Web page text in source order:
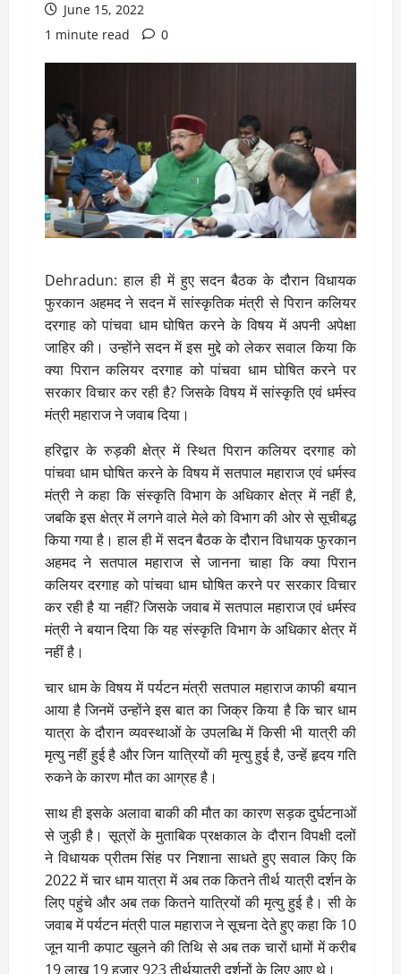
June 15, 2022
1 minute read
0
Dehradun: हाल ही में हुए सदन बैठक के दौरान विधायक
फुरकान अहमद ने सदन में सांस्कृतिक मंत्री से पिरान कलियर
दरगाह को पांचवा धाम घोषित करने के विषय में अपनी अपेक्षा
जाहिर की। उन्होंने सदन में इस मुद्दे को लेकर सवाल किया कि
क्या पिरान कलियर दरगाह को पांचवा धाम घोषित करने पर
सरकार विचार कर रही है? जिसके विषय में सांस्कृति एवं धर्मस्व
मंत्री महाराज ने जवाब दिया।
हरिद्वार के रुड़की क्षेत्र में स्थित पिरान कलियर दरगाह को
पांचवा धाम घोषित करने के विषय में सतपाल महाराज एवं धर्मस्व
मंत्री ने कहा कि संस्कृति विभाग के अधिकार क्षेत्र में नहीं है,
जबकि इस क्षेत्र में लगने वाले मेले को विभाग की ओर से सूचीबद्ध
किया गया है। हाल ही में सदन बैठक के दौरान विधायक फुरकान
अहमद ने सतपाल महाराज से जानना चाहा कि क्या पिरान
कलियर दरगाह को पांचवा धाम घोषित करने पर सरकार विचार
कर रही है या नहीं? जिसके जवाब में सतपाल महाराज एवं धर्मस्व
मंत्री ने बयान दिया कि यह संस्कृति विभाग के अधिकार क्षेत्र में
नहीं है।
चार धाम के विषय में पर्यटन मंत्री सतपाल महाराज काफी बयान
आया है जिनमें उन्होंने इस बात का जिक्र किया है कि चार धाम
यात्रा के दौरान व्यवस्थाओं के उपलब्धि में किसी भी यात्री की
मृत्यु नहीं हुई है और जिन यात्रियों की मृत्यु हुई है, उन्हें हृदय गति
रुकने के कारण मौत का आग्रह है।
साथ ही इसके अलावा बाकी की मौत का कारण सड़क दुर्घटनाओं
से जुड़ी है। सूत्रों के मुताबिक प्रक्षकाल के दौरान विपक्षी दलों
ने विधायक प्रीतम सिंह पर निशाना साधते हुए सवाल किए कि
2022 में चार धाम यात्रा में अब तक कितने तीर्थ यात्री दर्शन के
लिए पहुंचे और अब तक कितने यात्रियों की मृत्यु हुई है। सी के
जवाब में पर्यटन मंत्री पाल महाराज ने सूचना देते हुए कहा कि 10
जून यानी कपाट खुलने की तिथि से अब तक चारों धामों में करीब
19 लाख 19 हजार 923 तीर्थयात्री दर्शनों के लिए आए थे।